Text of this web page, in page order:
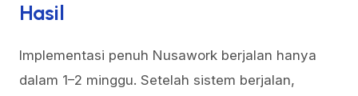
Hasil
Implementasi penuh Nusawork berjalan hanya
dalam 1–2 minggu. Setelah sistem berjalan,